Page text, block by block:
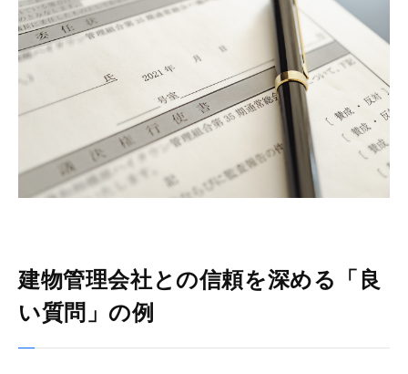
建物管理会社との信頼を深める「良
い質問」の例